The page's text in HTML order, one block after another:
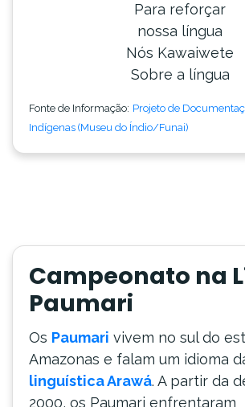
Para reforçar
nossa língua
Nós Kawaiwete
Sobre a língua
Fonte de Informação: Projeto de
Indígenas (Museu do Índio/Funai)
Campeonato na
Paumari
Os Paumari vivem no sul do
Amazonas e falam um idioma
linguística Arawá. A partir da
2000, os Paumari enfrentaram